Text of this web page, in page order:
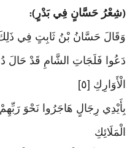
(شِعْرُ حَسَّانٍ فِي بَدْرٍ ):
وَقَالَ حَسَّانُ بْنُ ثَابِتٍ فِي
دَعُوا فَلَجَاتِ الشَّامِ قَدْ حَالَ
الْأَوَارِكِ [٥]
بِأَيْدِي رِجَالٍ هَاجَرُوا نَحْوَ
الْمَلَائِكِ